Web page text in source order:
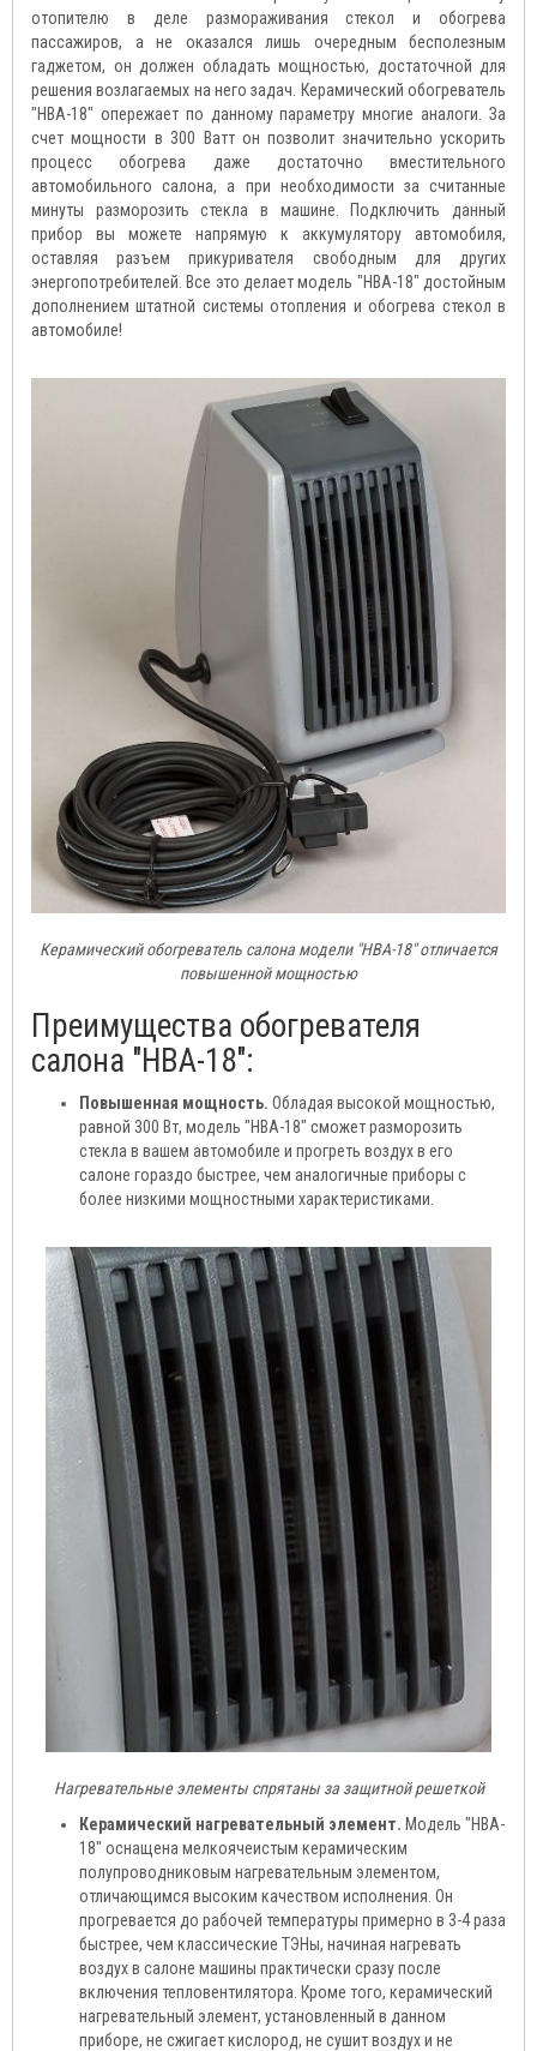
отопителю в деле размораживания стекол и обогрева
пассажиров, а не оказался лишь очередным бесполезным
гаджетом, он должен обладать мощностью, достаточной для
решения возлагаемых на него задач. Керамический обогреватель
"HBA-18" опережает по данному параметру многие аналоги. За
счет мощности в 300 Ватт он позволит значительно ускорить
процесс обогрева даже достаточно вместительного
автомобильного салона, а при необходимости за считанные
минуты разморозить стекла в машине. Подключить данный
прибор вы можете напрямую к аккумулятору автомобиля,
оставляя разъем прикуривателя свободным для других
энергопотребителей. Все это делает модель "HBA-18" достойным
дополнением штатной системы отопления и обогрева стекол в
автомобиле!
Керамический обогреватель салона модели "HBA-18" отличается
повышенной мощностью
Преимущества обогревателя
салона "HBA-18":
Повышенная мощность. Обладая высокой мощностью,
равной 300 Вт, модель "HBA-18" сможет разморозить
стекла в вашем автомобиле и прогреть воздух в его
салоне гораздо быстрее, чем аналогичные приборы с
более низкими мощностными характеристиками.
Нагревательные элементы спрятаны за защитной решеткой
Керамический нагревательный элемент. Модель "HBA-
18" оснащена мелкоячеистым керамическим
полупроводниковым нагревательным элементом,
отличающимся высоким качеством исполнения. Он
прогревается до рабочей температуры примерно в 3-4 раза
быстрее, чем классические ТЭНы, начиная нагревать
воздух в салоне машины практически сразу после
включения тепловентилятора. Кроме того, керамический
нагревательный элемент, установленный в данном
приборе, не сжигает кислород, не сушит воздух и не